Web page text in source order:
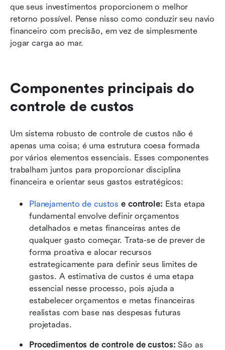
que seus investimentos proporcionem o melhor
retorno possível. Pense nisso como conduzir seu navio
financeiro com precisão, em vez de simplesmente
jogar carga ao mar.
Componentes principais do
controle de custos
Um sistema robusto de controle de custos não é
apenas uma coisa; é uma estrutura coesa formada
por vários elementos essenciais. Esses componentes
trabalham juntos para proporcionar disciplina
financeira e orientar seus gastos estratégicos:
Planejamento de custos e controle: Esta etapa
fundamental envolve definir orçamentos
detalhados e metas financeiras antes de
qualquer gasto começar. Trata-se de prever de
forma proativa e alocar recursos
estrategicamente para definir seus limites de
gastos. A estimativa de custos é uma etapa
essencial nesse processo, pois ajuda a
estabelecer orçamentos e metas financeiras
realistas com base nas despesas futuras
projetadas.
Procedimentos de controle de custos: São as